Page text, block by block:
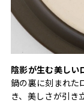
陰影が生む美しい
鍋の裏に刻まれた
き、美しさが引き